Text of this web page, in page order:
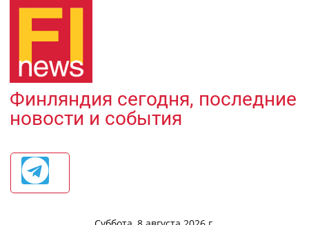
Финляндия сегодня, последние
новости и события